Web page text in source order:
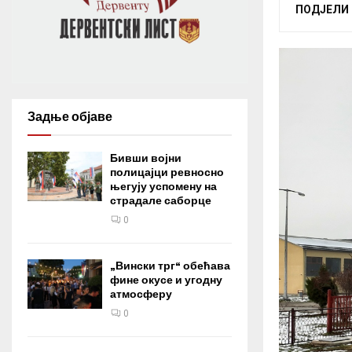
ПОДЈЕЛИ
Задње објаве
Бивши војни
полицајци ревносно
његују успомену на
страдале саборце
0
„Вински трг“ обећава
фине окусе и угодну
атмосферу
0